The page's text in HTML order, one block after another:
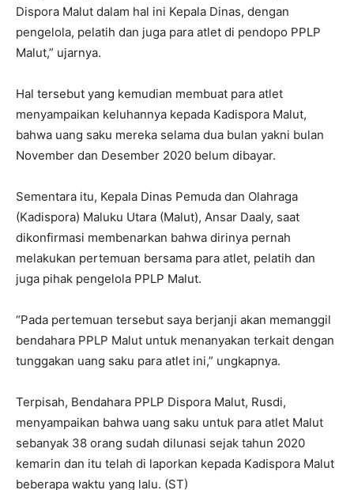
Dispora Malut dalam hal ini Kepala Dinas, dengan
pengelola, pelatih dan juga para atlet di pendopo PPLP
Malut,” ujarnya.
Hal tersebut yang kemudian membuat para atlet
menyampaikan keluhannya kepada Kadispora Malut,
bahwa uang saku mereka selama dua bulan yakni bulan
November dan Desember 2020 belum dibayar.
Sementara itu, Kepala Dinas Pemuda dan Olahraga
(Kadispora) Maluku Utara (Malut), Ansar Daaly, saat
dikonfirmasi membenarkan bahwa dirinya pernah
melakukan pertemuan bersama para atlet, pelatih dan
juga pihak pengelola PPLP Malut.
“Pada pertemuan tersebut saya berjanji akan memanggil
bendahara PPLP Malut untuk menanyakan terkait dengan
tunggakan uang saku para atlet ini,” ungkapnya.
Terpisah, Bendahara PPLP Dispora Malut, Rusdi,
menyampaikan bahwa uang saku untuk para atlet Malut
sebanyak 38 orang sudah dilunasi sejak tahun 2020
kemarin dan itu telah di laporkan kepada Kadispora Malut
beberapa waktu yang lalu. (ST)